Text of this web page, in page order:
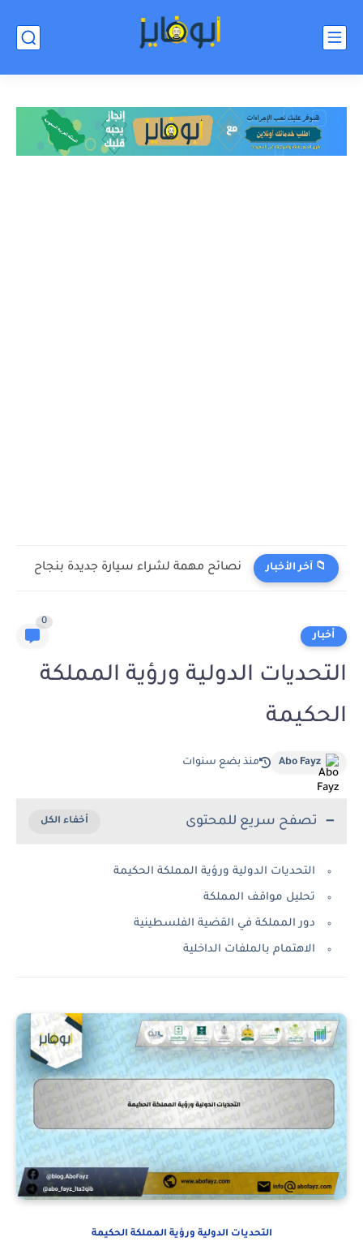
📁 آخر الأخبار نصائح مهمة لشراء سيارة جديدة بنجاح
أخبار
0
التحديات الدولية ورؤية المملكة
الحكيمة
Abo Fayz منذ بضع سنوات
تصفح سريع للمحتوى
التحديات الدولية ورؤية المملكة الحكيمة
تحليل مواقف المملكة
دور المملكة في القضية الفلسطينية
الاهتمام بالملفات الداخلية
التحديات الدولية ورؤية المملكة الحكيمة